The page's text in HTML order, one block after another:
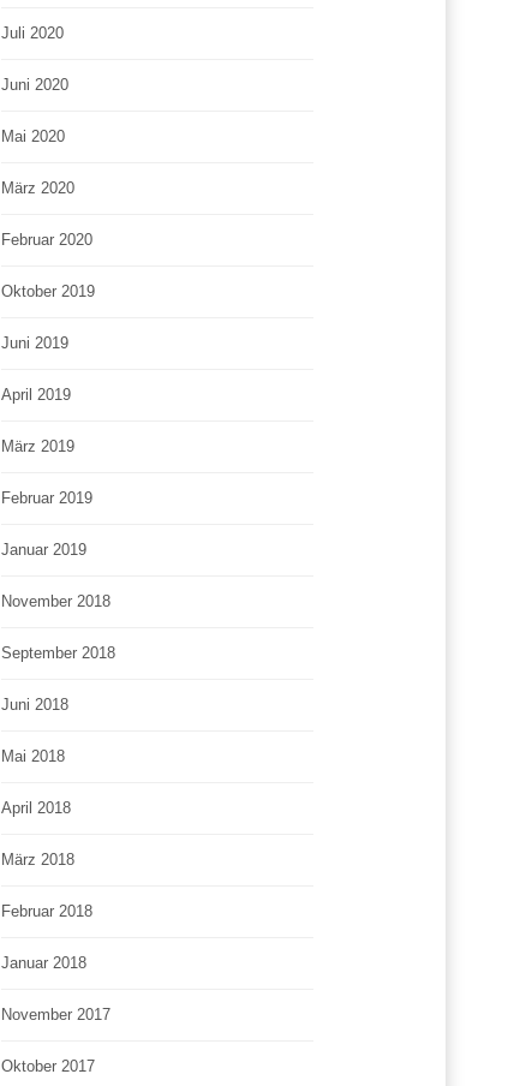
Juli 2020
Juni 2020
Mai 2020
März 2020
Februar 2020
Oktober 2019
Juni 2019
April 2019
März 2019
Februar 2019
Januar 2019
November 2018
September 2018
Juni 2018
Mai 2018
April 2018
März 2018
Februar 2018
Januar 2018
November 2017
Oktober 2017